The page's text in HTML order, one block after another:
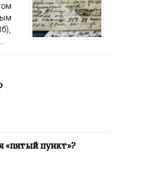
«пятый пункт»?